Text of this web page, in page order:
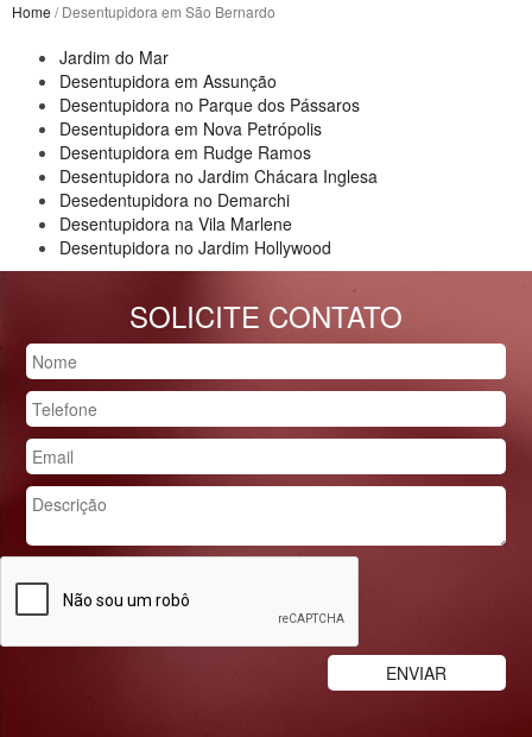
Home / Desentupidora em São Bernardo
Jardim do Mar
Desentupidora em Assunção
Desentupidora no Parque dos Pássaros
Desentupidora em Nova Petrópolis
Desentupidora em Rudge Ramos
Desentupidora no Jardim Chácara Inglesa
Desedentupidora no Demarchi
Desentupidora na Vila Marlene
Desentupidora no Jardim Hollywood
SOLICITE CONTATO